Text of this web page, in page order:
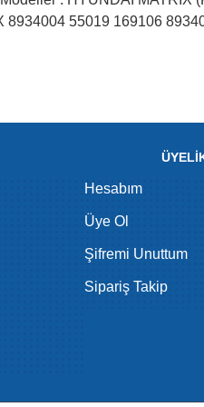
8934004 55019 169106
Hesabım
Üye Ol
Şifremi Unuttum
Sipariş Takip